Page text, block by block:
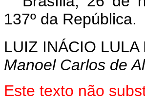
137º da República.
LUIZ INÁCIO LULA
Manoel Carlos de
Este texto não